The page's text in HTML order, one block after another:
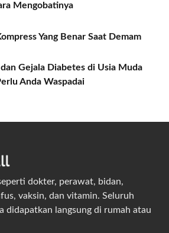
Mengobatinya
Yang Benar Saat Demam
dan Gejala Diabetes di Usia Muda
Anda Waspadai
dokter, perawat, bidan,
vaksin, dan vitamin. Seluruh
didapatkan langsung di rumah atau